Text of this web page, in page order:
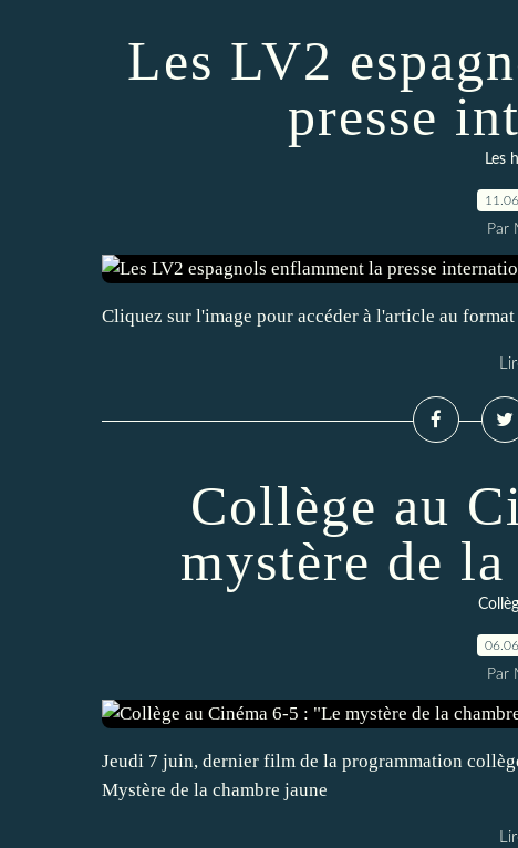
Les LV2
presse
Les
Par
Cliquez sur l'image pour accéder à l'article au format
Collège au
mystère de
Par
Jeudi 7 juin, dernier film de la programmation
Mystère de la chambre jaune